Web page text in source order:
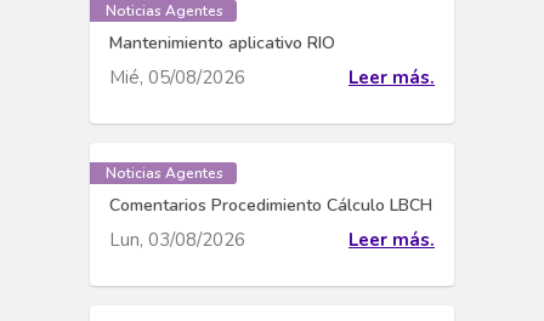
Noticias Agentes
Mantenimiento aplicativo RIO
Mié, 05/08/2026 Leer más.
Noticias Agentes
Comentarios Procedimiento Cálculo LBCH
Lun, 03/08/2026 Leer más.